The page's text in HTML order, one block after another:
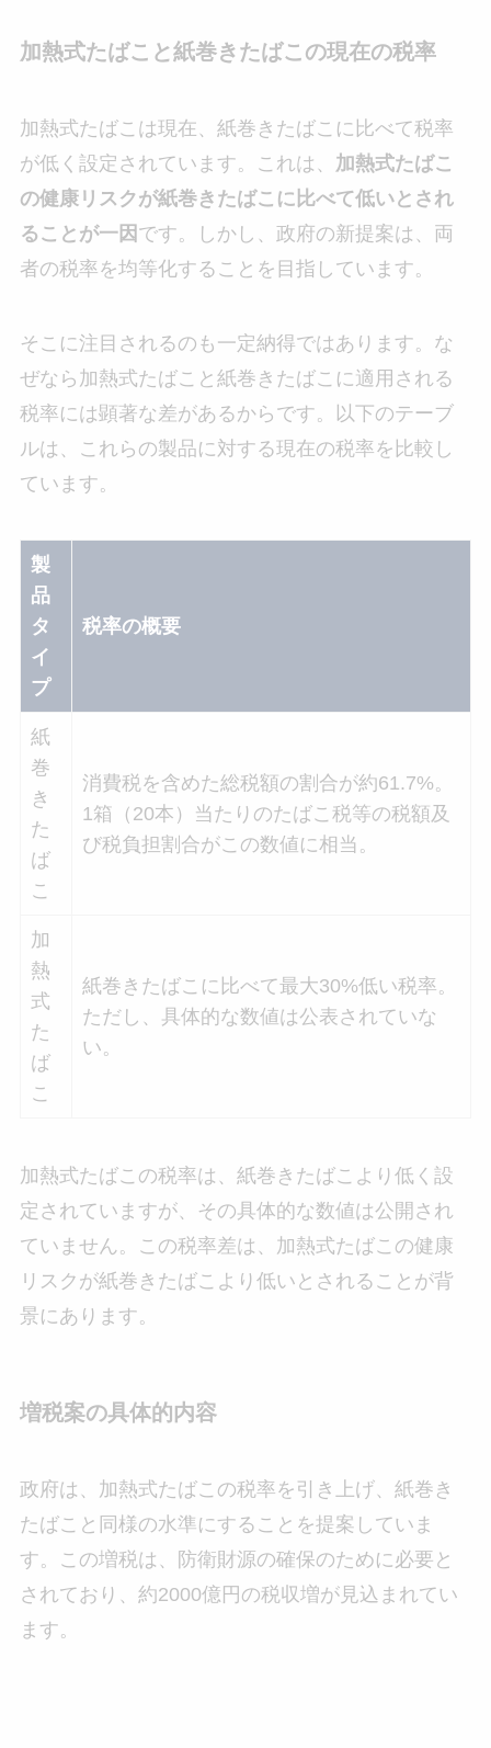
加熱式たばこと紙巻きたばこの現在の税率
加熱式たばこは現在、紙巻きたばこに比べて税率
が低く設定されています。これは、 加熱式たばこ
の健康リスクが紙巻きたばこに比べて低いとされ
ることが一因 です。しかし、政府の新提案は、両
者の税率を均等化することを目指しています。
そこに注目されるのも一定納得ではあります。な
ぜなら加熱式たばこと紙巻きたばこに適用される
税率には顕著な差があるからです。以下のテーブ
ルは、これらの製品に対する現在の税率を比較し
ています。
製
品
タ
イ
プ
税率の概要
紙
巻
き
た
ば
こ
消費税を含めた総税額の割合が約61.7%。
1箱（20本）当たりのたばこ税等の税額及
び税負担割合がこの数値に相当。
加
熱
式
た
ば
こ
紙巻きたばこに比べて最大30%低い税率。
ただし、具体的な数値は公表されていな
い。
加熱式たばこの税率は、紙巻きたばこより低く設
定されていますが、その具体的な数値は公開され
ていません。この税率差は、加熱式たばこの健康
リスクが紙巻きたばこより低いとされることが背
景にあります。
増税案の具体的内容
政府は、加熱式たばこの税率を引き上げ、紙巻き
たばこと同様の水準にすることを提案していま
す。この増税は、防衛財源の確保のために必要と
されており、約2000億円の税収増が見込まれてい
ます。